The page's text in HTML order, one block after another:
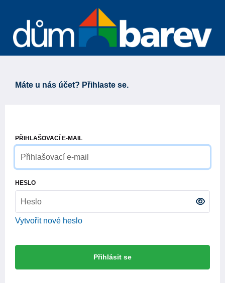
Máte u nás účet? Přihlaste se.
PŘIHLAŠOVACÍ E-MAIL
HESLO
Vytvořit nové heslo
Přihlásit se